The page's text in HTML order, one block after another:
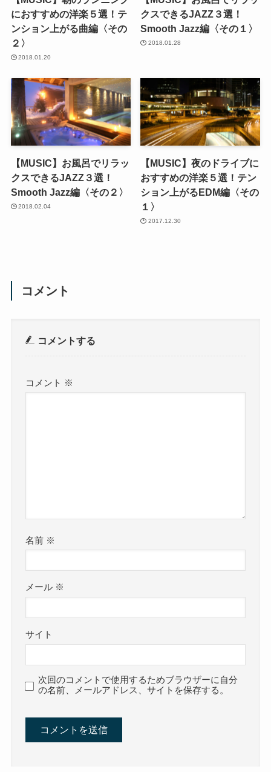
におすすめの洋楽５選！テ
ンション上がる曲編〈その
２〉
2018.01.20
クスできるJAZZ３選！
Smooth Jazz編〈その１〉
2018.01.28
【MUSIC】お風呂でリラッ
クスできるJAZZ３選！
Smooth Jazz編〈その２〉
2018.02.04
【MUSIC】夜のドライブに
おすすめの洋楽５選！テン
ション上がるEDM編〈その
１〉
2017.12.30
コメント
コメントする
コメント ※
名前 ※
メール ※
サイト
次回のコメントで使用するためブラウザーに自分
の名前、メールアドレス、サイトを保存する。